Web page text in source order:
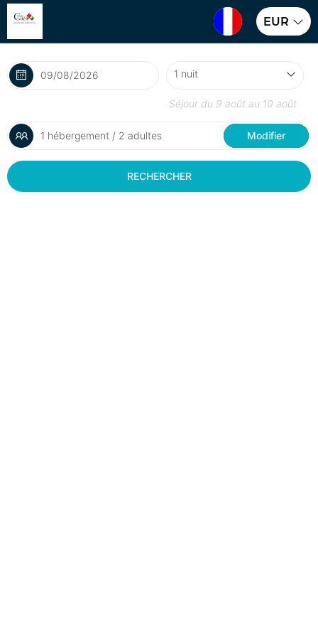
EUR
Séjour du 9 août au 10 août
1 hébergement / 2 adultes Modifier